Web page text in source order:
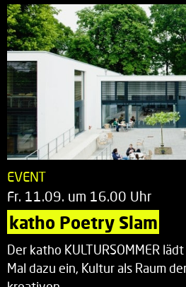
EVENT
Fr. 11.09. um 16.00 Uhr
katho Poetry Slam
Der katho KULTURSOMMER
Mal dazu ein, Kultur als Raum